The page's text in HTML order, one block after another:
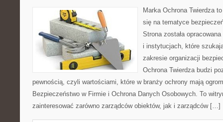
Marka Ochrona Twierdza
się na tematyce
Strona została
i instytucjach, które
zakresie organizacji
Ochrona Twierdza budzi
pewnością, czyli wartościami, które w branży ochrony mają
Bezpieczeństwo w Firmie i Ochrona Danych Osobowych. To
zainteresować zarówno zarządców obiektów, jak i zarządców […]